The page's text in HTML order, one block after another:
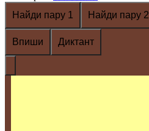
Найди пару 1
Найди пару 2
Впиши Диктант